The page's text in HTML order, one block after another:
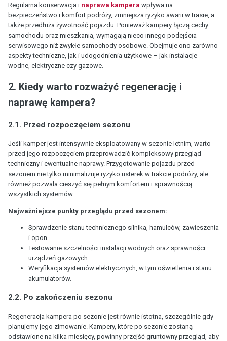
Regularna konserwacja i naprawa kampera wpływa na
bezpieczeństwo i komfort podróży, zmniejsza ryzyko awarii w trasie, a
także przedłuża żywotność pojazdu. Ponieważ kampery łączą cechy
samochodu oraz mieszkania, wymagają nieco innego podejścia
serwisowego niż zwykłe samochody osobowe. Obejmuje ono zarówno
aspekty techniczne, jak i udogodnienia użytkowe – jak instalacje
wodne, elektryczne czy gazowe.
2. Kiedy warto rozważyć regenerację i
naprawę kampera?
2.1. Przed rozpoczęciem sezonu
Jeśli kamper jest intensywnie eksploatowany w sezonie letnim, warto
przed jego rozpoczęciem przeprowadzić kompleksowy przegląd
techniczny i ewentualne naprawy. Przygotowanie pojazdu przed
sezonem nie tylko minimalizuje ryzyko usterek w trakcie podróży, ale
również pozwala cieszyć się pełnym komfortem i sprawnością
wszystkich systemów.
Najważniejsze punkty przeglądu przed sezonem:
Sprawdzenie stanu technicznego silnika, hamulców, zawieszenia
i opon.
Testowanie szczelności instalacji wodnych oraz sprawności
urządzeń gazowych.
Weryfikacja systemów elektrycznych, w tym oświetlenia i stanu
akumulatorów.
2.2. Po zakończeniu sezonu
Regeneracja kampera po sezonie jest równie istotna, szczególnie gdy
planujemy jego zimowanie. Kampery, które po sezonie zostaną
odstawione na kilka miesięcy, powinny przejść gruntowny przegląd, aby